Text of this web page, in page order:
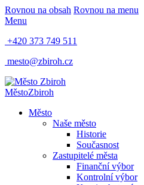
Rovnou na obsah Rovnou na menu
Menu
+420 373 749 511
mesto@zbiroh.cz
MěstoZbiroh
Město
Naše město
Historie
Současnost
Zastupitelé města
Finanční výbor
Kontrolní výbor